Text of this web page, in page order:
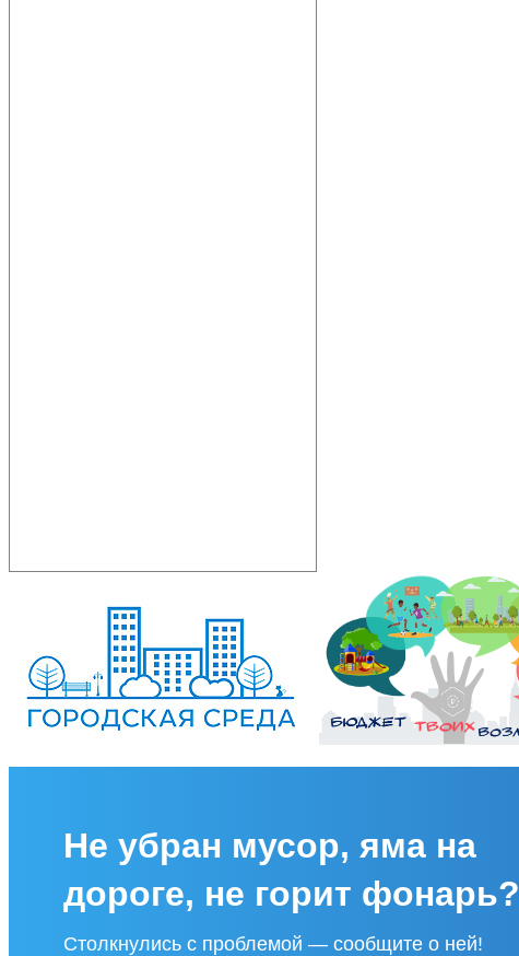
Не убран мусор, яма на
дороге, не горит фонарь?
Столкнулись с проблемой — сообщите о ней!